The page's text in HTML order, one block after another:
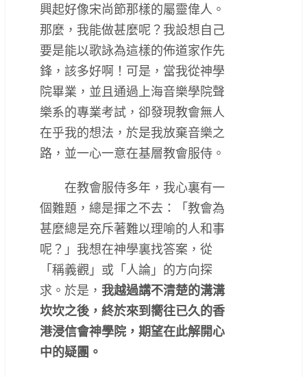
興起好像宋尚節那樣的屬靈偉人。
那麼，我能做甚麼呢？我設想自己
要是能以歌詠為這樣的佈道家作先
鋒，該多好啊！可是，當我從神學
院畢業，並且通過上海音樂學院聲
樂系的專業考試，卻發現教會無人
在乎我的想法，於是我放棄音樂之
路，並一心一意在基層教會服侍。
在教會服侍多年，我心裏有一
個難題，總是揮之不去：「教會為
甚麼總是充斥著難以理喻的人和事
呢？」我想在神學裏找答案，從
「稱義觀」或「人論」的方向探
求。於是， 我越過講不清楚的溝溝
坎坎之後，終於來到嚮往已久的香
港浸信會神學院，期望在此解開心
中的疑團。